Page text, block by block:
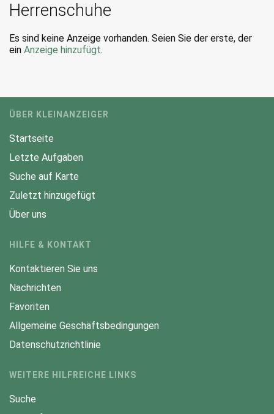
Herrenschuhe
Es sind keine Anzeige vorhanden. Seien Sie der erste, der
ein Anzeige hinzufügt.
ÜBER KLEINANZEIGER
Startseite
Letzte Aufgaben
Suche auf Karte
Zuletzt hinzugefügt
Über uns
HILFE & KONTAKT
Kontaktieren Sie uns
Nachrichten
Favoriten
Allgemeine Geschäftsbedingungen
Datenschutzrichtlinie
WEITERE HILFREICHE LINKS
Suche